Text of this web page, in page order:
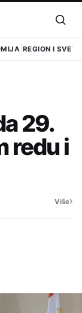
REGION I SVET
29.
redu i
Više›